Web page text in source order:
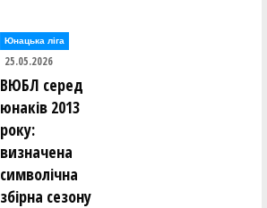
Юнацька ліга
25.05.2026
ВЮБЛ серед
юнаків 2013
року:
визначена
символічна
збірна сезону